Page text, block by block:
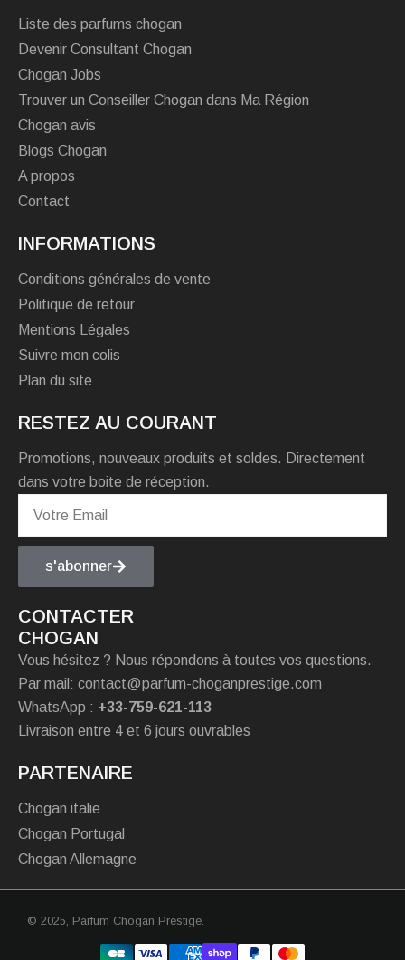
Liste des parfums chogan
Devenir Consultant Chogan
Chogan Jobs
Trouver un Conseiller Chogan dans Ma Région
Chogan avis
Blogs Chogan
A propos
Contact
INFORMATIONS
Conditions générales de vente
Politique de retour
Mentions Légales
Suivre mon colis
Plan du site
RESTEZ AU COURANT
Promotions, nouveaux produits et soldes. Directement
dans votre boite de réception.
s'abonner
CONTACTER
CHOGAN
Vous hésitez ? Nous répondons à toutes vos questions.
Par mail: contact@parfum-choganprestige.com
WhatsApp : +33-759-621-113
Livraison entre 4 et 6 jours ouvrables
PARTENAIRE
Chogan italie
Chogan Portugal
Chogan Allemagne
© 2025, Parfum Chogan Prestige.